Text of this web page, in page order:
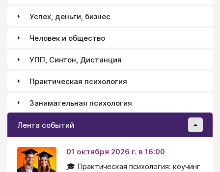
Успех, деньги, бизнес
Человек и общество
УПП, Синтон, Дистанция
Практическая психология
Занимательная психология
Лента событий
01 октября 2026 г. в 16:00
🎓 Практическая психология: коучинг